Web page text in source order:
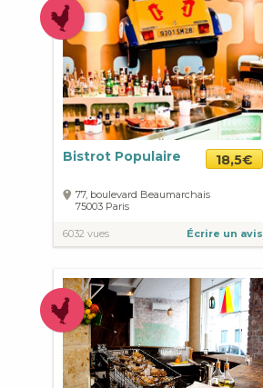
Bistrot Populaire 18,5€
77, boulevard Beaumarchais
75003 Paris
6032 vues Écrire un avis